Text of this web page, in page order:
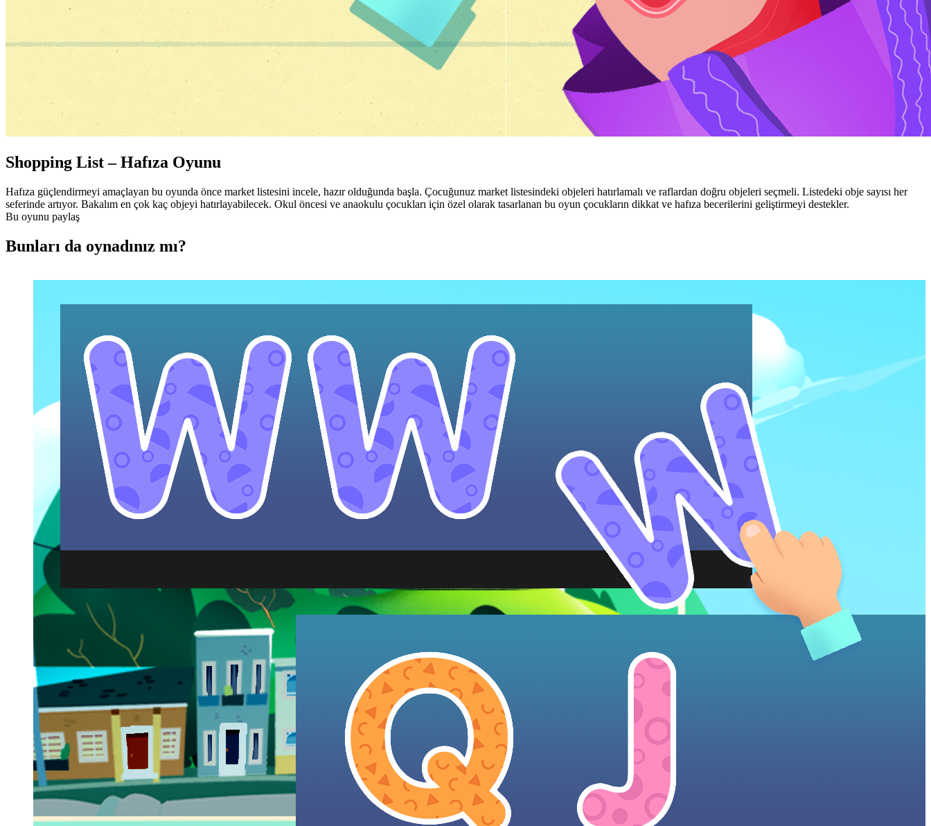
Shopping List – Hafıza Oyunu
Hafıza güçlendirmeyi amaçlayan bu oyunda önce market listesini incele, hazır olduğunda başla. Çocuğunuz market listesindeki objeleri hatırlamalı ve raflardan doğru objeleri seçmeli. Listedeki obje sayısı her
seferinde artıyor. Bakalım en çok kaç objeyi hatırlayabilecek. Okul öncesi ve anaokulu çocukları için özel olarak tasarlanan bu oyun çocukların dikkat ve hafıza becerilerini geliştirmeyi destekler.
Bu oyunu paylaş
Bunları da oynadınız mı?